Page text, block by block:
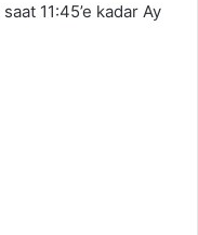
11:45’e kadar Ay